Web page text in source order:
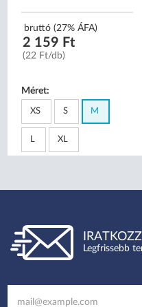
bruttó (27% ÁFA)
2 159 Ft
(22 Ft/db)
Méret:
XS S M
L XL
Legfrissebb